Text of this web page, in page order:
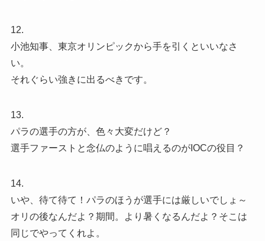
12.
小池知事、東京オリンピックから手を引くといいなさ
い。
それぐらい強きに出るべきです。
13.
パラの選手の方が、色々大変だけど？
選手ファーストと念仏のように唱えるのがIOCの役目？
14.
いや、待て待て！パラのほうが選手には厳しいでしょ～
オリの後なんだよ？期間。より暑くなるんだよ？そこは
同じでやってくれよ。